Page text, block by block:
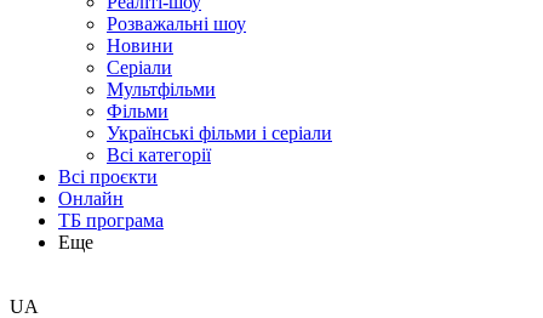
Розважальні шоу
Новини
Серіали
Мультфільми
Фільми
Українські фільми і серіали
Всі категорії
Всі проєкти
Онлайн
ТБ програма
Еще
UA